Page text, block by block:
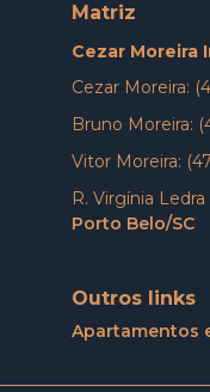
Matriz
Cezar Moreira
Cezar Moreira:
Bruno Moreira:
Vitor Moreira:
R. Virgínia
Porto Belo/SC
Outros links
Apartamentos